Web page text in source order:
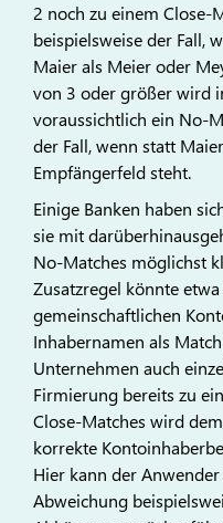
2 noch zu einem Close-
beispielsweise der Fall,
Maier als Meier oder
von 3 oder größer wird
voraussichtlich ein No-
der Fall, wenn statt
Empfängerfeld steht.
Einige Banken haben
sie mit
No-Matches möglichst
Zusatzregel könnte
gemeinschaftlichen
Inhabernamen als
Unternehmen auch
Firmierung bereits zu
Close-Matches wird
korrekte
Hier kann der
Abweichung